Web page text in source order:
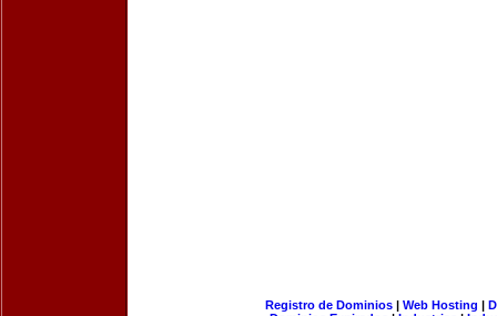
Registro de Dominios| Web Hosting |